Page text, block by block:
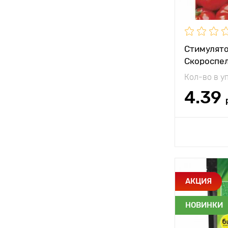
Кол-во в
4.39
Норма
АКЦИЯ
НОВИНКИ
Состав